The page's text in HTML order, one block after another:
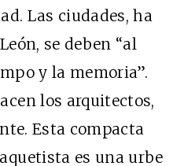
Las ciudades, ha
se deben “al
y la memoria”.
los arquitectos,
Esta compacta
es una urbe